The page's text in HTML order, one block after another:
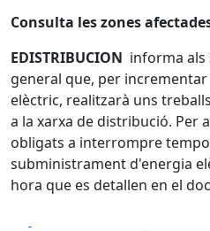
Consulta les zones
EDISTRIBUCION informa als
general que, per
elèctric, realitzarà uns
a la xarxa de distribució. Per
obligats a interrompre
subministrament d'energia
hora que es detallen en el